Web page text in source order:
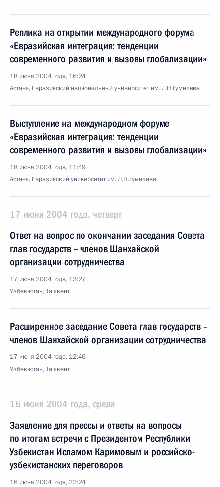
Реплика на открытии международного форума
«Евразийская интеграция: тенденции
современного развития и вызовы глобализации»
18 июня 2004 года, 16:24
Астана, Евразийский национальный университет им. Л.Н.Гумилева
Выступление на международном форуме
«Евразийская интеграция: тенденции
современного развития и вызовы глобализации»
18 июня 2004 года, 11:49
Астана, Евразийский университет им. Л.Н.Гумилева
17 июня 2004 года, четверг
Ответ на вопрос по окончании заседания Совета
глав государств – членов Шанхайской
организации сотрудничества
17 июня 2004 года, 13:27
Узбекистан, Ташкент
Расширенное заседание Совета глав государств –
членов Шанхайской организации сотрудничества
17 июня 2004 года, 12:46
Узбекистан, Ташкент
16 июня 2004 года, среда
Заявление для прессы и ответы на вопросы
по итогам встречи с Президентом Республики
Узбекистан Исламом Каримовым и российско-
узбекистанских переговоров
16 июня 2004 года, 22:24